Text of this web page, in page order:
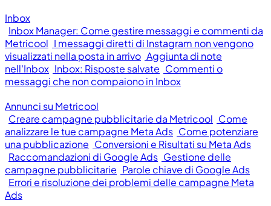
Inbox
Inbox Manager: Come gestire messaggi e commenti da
Metricool I messaggi diretti di Instagram non vengono
visualizzati nella posta in arrivo Aggiunta di note
nell'Inbox Inbox: Risposte salvate Commenti o
messaggi che non compaiono in Inbox
Annunci su Metricool
Creare campagne pubblicitarie da Metricool Come
analizzare le tue campagne Meta Ads Come potenziare
una pubblicazione Conversioni e Risultati su Meta Ads
Raccomandazioni di Google Ads Gestione delle
campagne pubblicitarie Parole chiave di Google Ads
Errori e risoluzione dei problemi delle campagne Meta
Ads